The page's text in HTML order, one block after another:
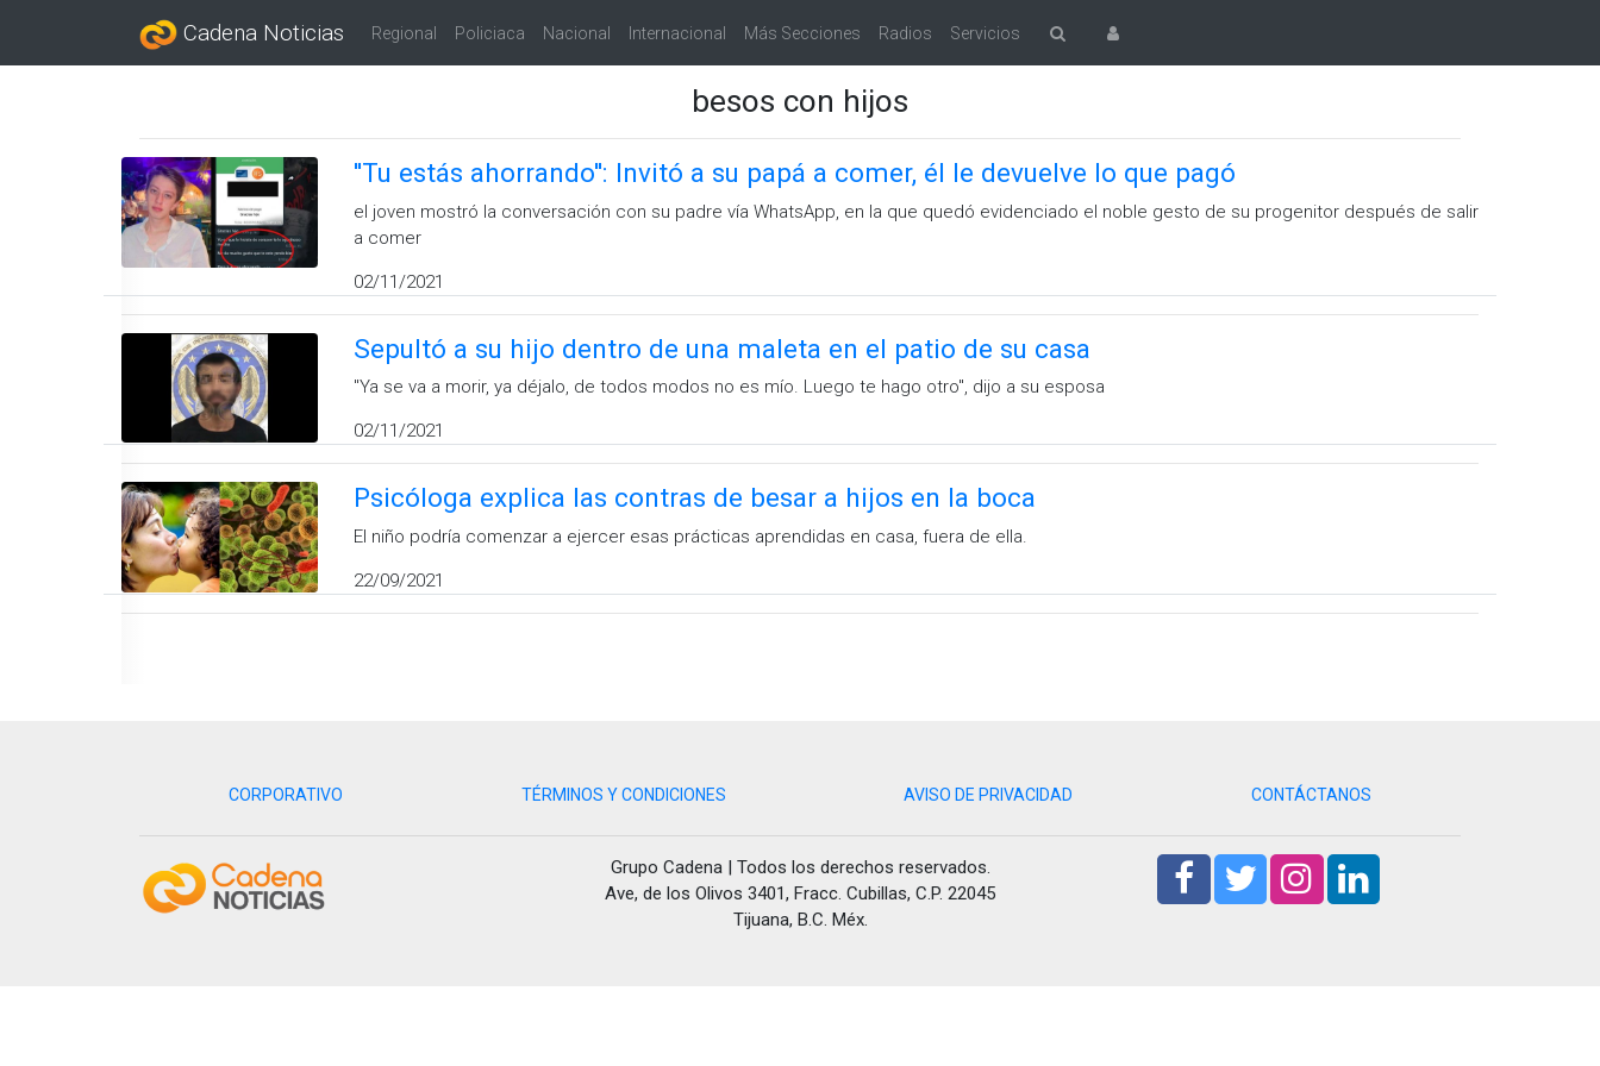
Cadena Noticias Regional Policiaca Nacional Internacional Más Secciones Radios Servicios
besos con hijos
''Tu estás ahorrando'': Invitó a su papá a comer, él le devuelve lo que pagó
el joven mostró la conversación con su padre vía WhatsApp, en la que quedó evidenciado el noble gesto de su progenitor después de salir
a comer
02/11/2021
Sepultó a su hijo dentro de una maleta en el patio de su casa
''Ya se va a morir, ya déjalo, de todos modos no es mío. Luego te hago otro'', dijo a su esposa
02/11/2021
Psicóloga explica las contras de besar a hijos en la boca
El niño podría comenzar a ejercer esas prácticas aprendidas en casa, fuera de ella.
22/09/2021
CORPORATIVO TÉRMINOS Y CONDICIONES AVISO DE PRIVACIDAD CONTÁCTANOS
Grupo Cadena | Todos los derechos reservados.
Ave, de los Olivos 3401, Fracc. Cubillas, C.P. 22045
Tijuana, B.C. Méx.